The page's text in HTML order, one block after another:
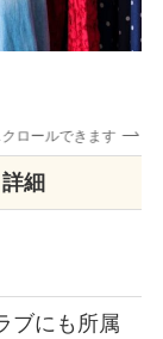
クロールできます
詳細
ブにも所属